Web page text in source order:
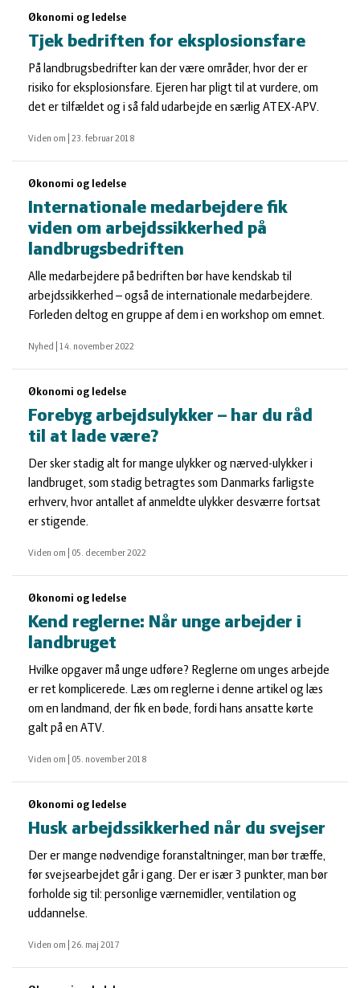
Økonomi og ledelse
Tjek bedriften for eksplosionsfare
På landbrugsbedrifter kan der være områder, hvor der er
risiko for eksplosionsfare. Ejeren har pligt til at vurdere, om
det er tilfældet og i så fald udarbejde en særlig ATEX-APV.
Viden om 23. februar 2018
Økonomi og ledelse
Internationale medarbejdere fik
viden om arbejdssikkerhed på
landbrugsbedriften
Alle medarbejdere på bedriften bør have kendskab til
arbejdssikkerhed – også de internationale medarbejdere.
Forleden deltog en gruppe af dem i en workshop om emnet.
Nyhed 14. november 2022
Økonomi og ledelse
Forebyg arbejdsulykker – har du råd
til at lade være?
Der sker stadig alt for mange ulykker og nærved-ulykker i
landbruget, som stadig betragtes som Danmarks farligste
erhverv, hvor antallet af anmeldte ulykker desværre fortsat
er stigende.
Viden om 05. december 2022
Økonomi og ledelse
Kend reglerne: Når unge arbejder i
landbruget
Hvilke opgaver må unge udføre? Reglerne om unges arbejde
er ret komplicerede. Læs om reglerne i denne artikel og læs
om en landmand, der fik en bøde, fordi hans ansatte kørte
galt på en ATV.
Viden om 05. november 2018
Økonomi og ledelse
Husk arbejdssikkerhed når du svejser
Der er mange nødvendige foranstaltninger, man bør træffe,
før svejsearbejdet går i gang. Der er især 3 punkter, man bør
forholde sig til: personlige værnemidler, ventilation og
uddannelse.
Viden om 26. maj 2017